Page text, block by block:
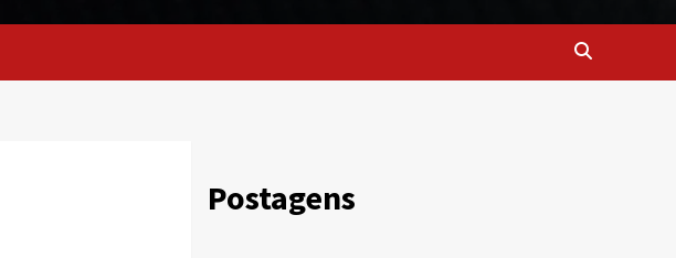
Postagens